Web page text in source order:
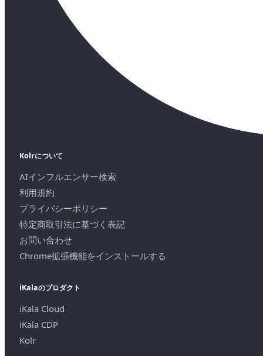
Kolrについて
AIインフルエンサー検索
利用規約
プライバシーポリシー
特定商取引法に基づく表記
お問い合わせ
Chrome拡張機能をインストールする
iKalaのプロダクト
iKala Cloud
iKala CDP
Kolr